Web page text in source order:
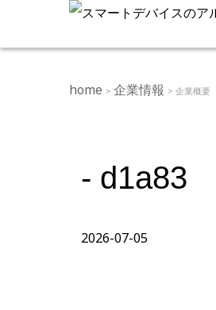
home > 企業情報 > 企業概要
- d1a83
2026-07-05